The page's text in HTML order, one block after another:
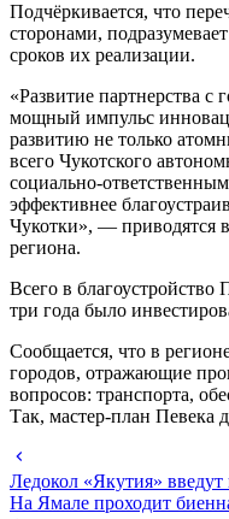
Подчёркивается, что
сторонами,
сроков их реализации.
«Развитие партнерства с
мощный импульс
развитию не только
всего Чукотского
социально-
эффективнее
Чукотки», — приводятся
региона.
Всего в
три года было
Сообщается, что в
городов, отражающие
вопросов: транспорта,
Так, мастер-план Певека
Ледокол «Якутия» введут
На Ямале проходит